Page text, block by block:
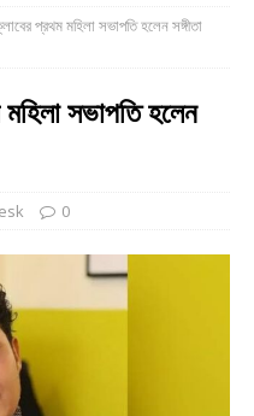
প্রথম মহিলা সভাপতি হলেন সঙ্গীতা
সভাপতি হলেন
0